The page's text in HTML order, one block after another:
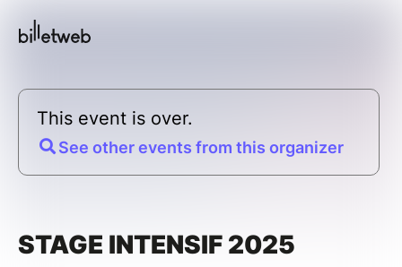
This event is over.
See other events from this organizer
STAGE INTENSIF 2025